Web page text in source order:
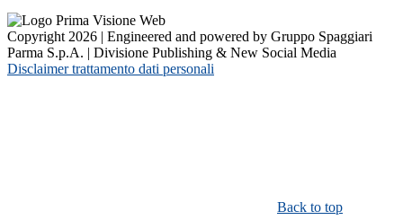
Copyright 2026 | Engineered and powered by Gruppo Spaggiari
Parma S.p.A. | Divisione Publishing & New Social Media
Disclaimer trattamento dati personali
Back to top